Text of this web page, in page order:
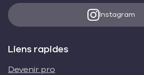
Instagram
Liens rapides
Devenir pro